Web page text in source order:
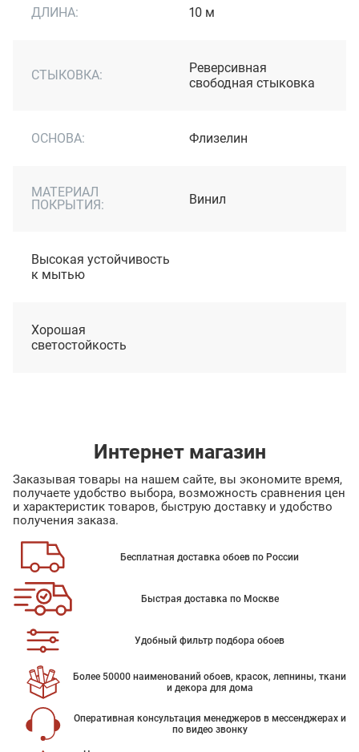
ДЛИНА: 10 м
СТЫКОВКА:
Реверсивная
свободная стыковка
ОСНОВА: Флизелин
МАТЕРИАЛ
ПОКРЫТИЯ:
Винил
Высокая устойчивость
к мытью
Хорошая
светостойкость
Интернет магазин
Заказывая товары на нашем сайте, вы экономите время,
получаете удобство выбора, возможность сравнения цен
и характеристик товаров, быструю доставку и удобство
получения заказа.
Бесплатная доставка обоев по России
Быстрая доставка по Москве
Удобный фильтр подбора обоев
Более 50000 наименований обоев, красок, лепнины, ткани
и декора для дома
Оперативная консультация менеджеров в мессенджерах и
по видео звонку